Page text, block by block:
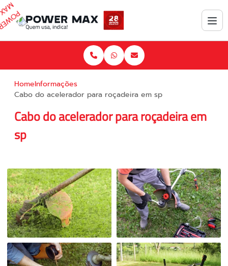
HomeInformações
Cabo do acelerador para roçadeira em sp
Cabo do acelerador para roçadeira em
sp